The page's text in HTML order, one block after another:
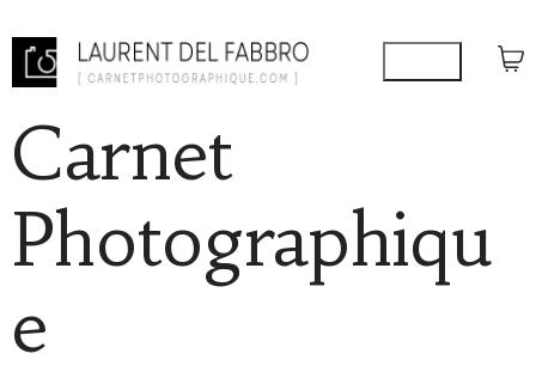
Carnet
Photographiqu
e